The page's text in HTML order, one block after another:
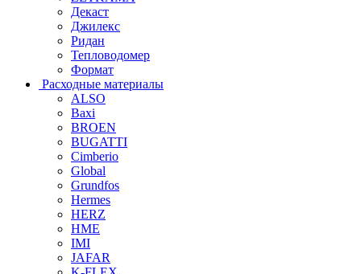
Декаст
Джилекс
Ридан
Тепловодомер
Формат
Расходные материалы
ALSO
Baxi
BROEN
BUGATTI
Cimberio
Global
Grundfos
Hermes
HERZ
HME
IMI
JAFAR